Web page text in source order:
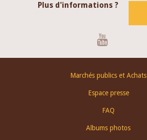
Plus d'informations ?
Marchés publics et Achats
Espace presse
FAQ
Albums photos